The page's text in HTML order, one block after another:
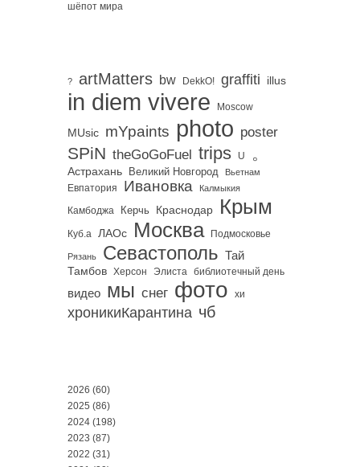
шёпот мира
? artMatters bw DekkO! graffiti illus
in diem vivere Moscow
MUsic mYpaints photo poster
SPiN theGoGoFuel trips U 。
Астрахань Великий Новгород Вьетнам
Евпатория Ивановка Калмыкия
Камбоджа Керчь Краснодар Крым
Куб.а ЛАОс Москва Подмосковье
Рязань Севастополь Тай
Тамбов Херсон Элиста библиотечный день
видео мы снег фото хи
хроникиКарантина чб
2026 (60)
2025 (86)
2024 (198)
2023 (87)
2022 (31)